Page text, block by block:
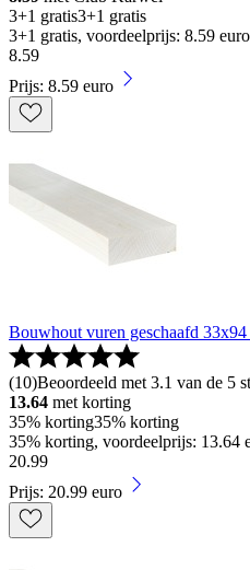
3+1 gratis3+1 gratis
3+1 gratis, voordeelprijs: 8.59
8.59
Prijs: 8.59 euro
Bouwhout vuren geschaafd
(10)Beoordeeld met 3.1 van de 5
13.64 met korting
35% korting35% korting
35% korting, voordeelprijs: 13.64
20.99
Prijs: 20.99 euro